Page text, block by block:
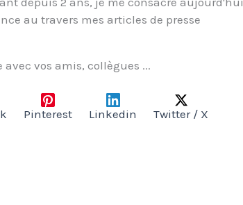
au travers mes articles de presse
vos amis, collègues ...
Pinterest Linkedin Twitter / X